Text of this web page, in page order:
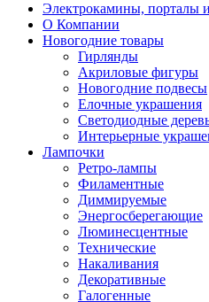
Электрокамины, порталы
О Компании
Новогодние товары
Гирлянды
Акриловые фигуры
Новогодние подвесы
Елочные украшения
Светодиодные
Интерьерные
Лампочки
Ретро-лампы
Филаментные
Диммируемые
Энергосберегающие
Люминесцентные
Технические
Накаливания
Декоративные
Галогенные